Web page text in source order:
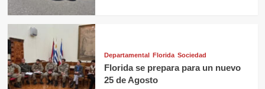
Departamental Florida Sociedad
Florida se prepara para un nuevo
25 de Agosto